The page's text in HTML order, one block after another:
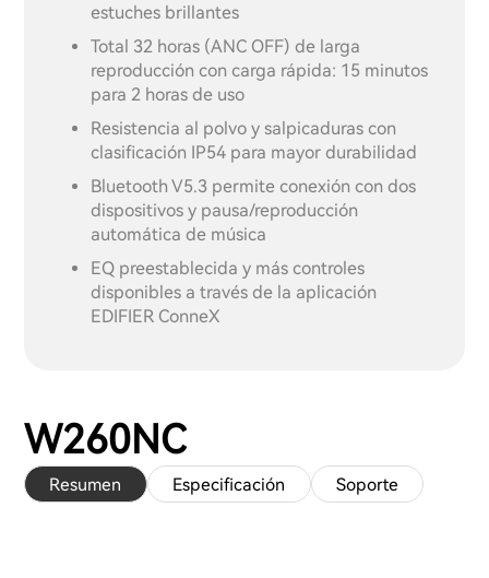
estuches brillantes
Total 32 horas (ANC OFF) de larga
reproducción con carga rápida: 15 minutos
para 2 horas de uso
Resistencia al polvo y salpicaduras con
clasificación IP54 para mayor durabilidad
Bluetooth V5.3 permite conexión con dos
dispositivos y pausa/reproducción
automática de música
EQ preestablecida y más controles
disponibles a través de la aplicación
EDIFIER ConneX
W260NC
Resumen Especificación Soporte